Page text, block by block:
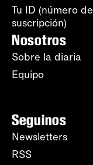
Tu ID (número de
suscripción)
Nosotros
Sobre la diaria
Equipo
Seguinos
Newsletters
RSS